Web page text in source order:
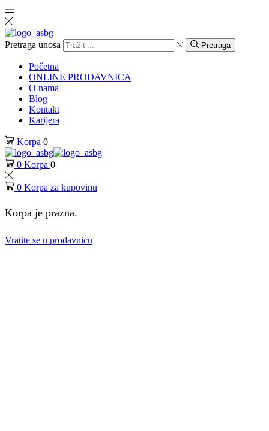
Pretraga unosa Pretraga
Početna
ONLINE PRODAVNICA
O nama
Blog
Kontakt
Karijera
Korpa 0
0 Korpa 0
0 Korpa za kupovinu
Korpa je prazna.
Vratite se u prodavnicu